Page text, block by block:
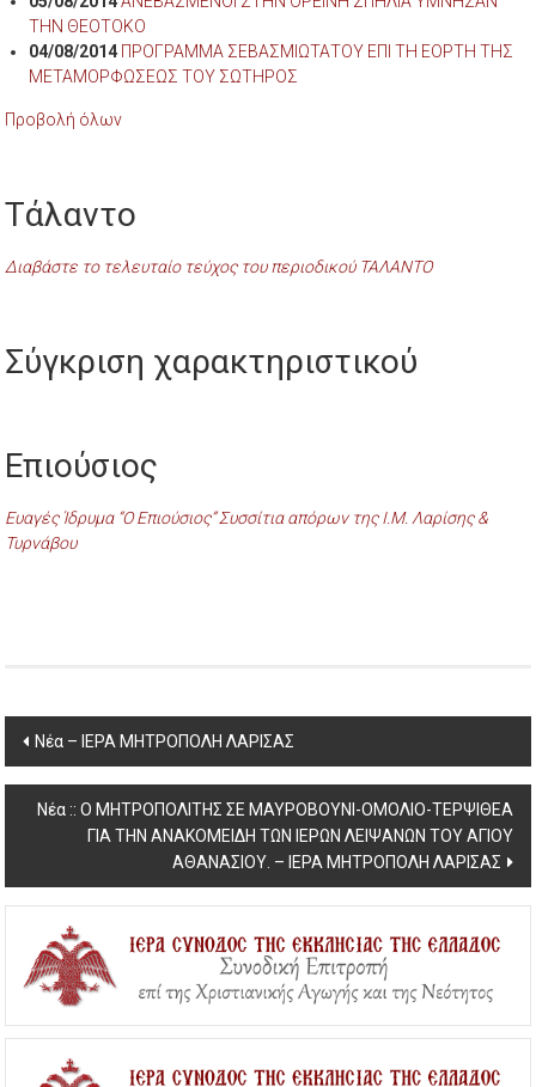
ΤΗΝ ΘΕΟΤΟΚΟ
04/08/2014 ΠΡΟΓΡΑΜΜΑ ΣΕΒΑΣΜΙΩΤΑΤΟΥ ΕΠΙ ΤΗ ΕΟΡΤΗ ΤΗΣ
ΜΕΤΑΜΟΡΦΩΣΕΩΣ ΤΟΥ ΣΩΤΗΡΟΣ
Προβολή όλων
Τάλαντο
Διαβάστε το τελευταίο τεύχος του περιοδικού ΤΑΛΑΝΤΟ
Σύγκριση χαρακτηριστικού
Επιούσιος
Ευαγές Ίδρυμα “Ο Επιούσιος” Συσσίτια απόρων της Ι.Μ. Λαρίσης &
Τυρνάβου
Post
navigation
Νέα – ΙΕΡΑ ΜΗΤΡΟΠΟΛΗ ΛΑΡΙΣΑΣ
Νέα :: Ο ΜΗΤΡΟΠΟΛΙΤΗΣ ΣΕ ΜΑΥΡΟΒΟΥΝΙ-ΟΜΟΛΙΟ-ΤΕΡΨΙΘΕΑ
ΓΙΑ ΤΗΝ ΑΝΑΚΟΜΕΙΔΗ ΤΩΝ ΙΕΡΩΝ ΛΕΙΨΑΝΩΝ ΤΟΥ ΑΓΙΟΥ
ΑΘΑΝΑΣΙΟΥ. – ΙΕΡΑ ΜΗΤΡΟΠΟΛΗ ΛΑΡΙΣΑΣ